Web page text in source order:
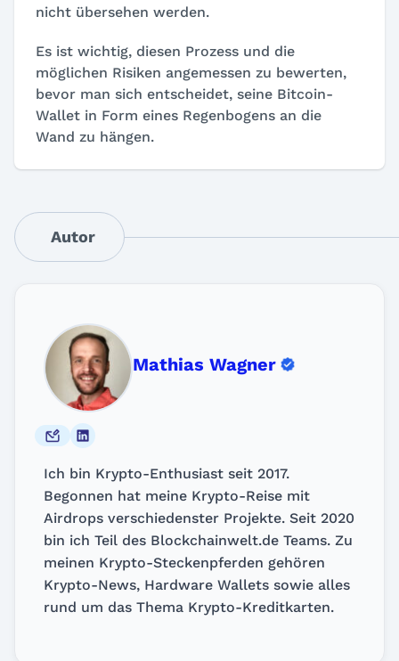
nicht übersehen werden.
Es ist wichtig, diesen Prozess und die
möglichen Risiken angemessen zu bewerten,
bevor man sich entscheidet, seine Bitcoin-
Wallet in Form eines Regenbogens an die
Wand zu hängen.
Autor
Mathias Wagner
Ich bin Krypto-Enthusiast seit 2017.
Begonnen hat meine Krypto-Reise mit
Airdrops verschiedenster Projekte. Seit 2020
bin ich Teil des Blockchainwelt.de Teams. Zu
meinen Krypto-Steckenpferden gehören
Krypto-News, Hardware Wallets sowie alles
rund um das Thema Krypto-Kreditkarten.